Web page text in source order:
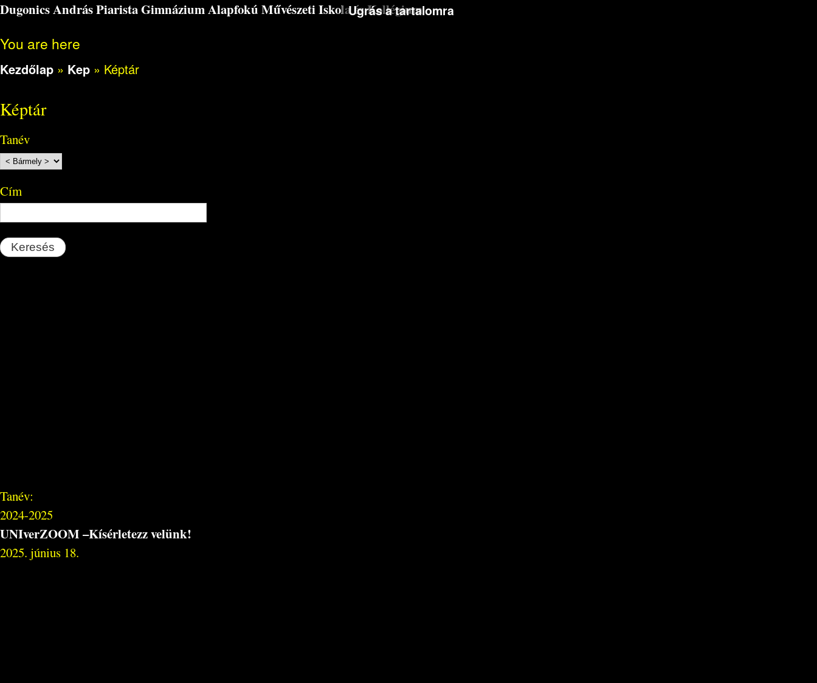
Ugrás a tartalomra
Dugonics András Piarista Gimnázium Alapfokú Művészeti Iskola és Kollégium
You are here
Kezdőlap » Kep » Képtár
Képtár
Tanév
Cím
Tanév:
2024-2025
UNIverZOOM –Kísérletezz velünk!
2025. június 18.